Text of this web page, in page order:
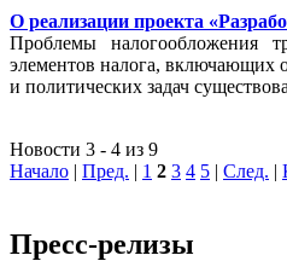
О реализации проекта
Проблемы налогообложения
элементов налога, включающих
и политических задач
Новости 3 - 4 из 9
Начало | Пред. | 1 2 3 4 5 | След. |
Пресс-релизы